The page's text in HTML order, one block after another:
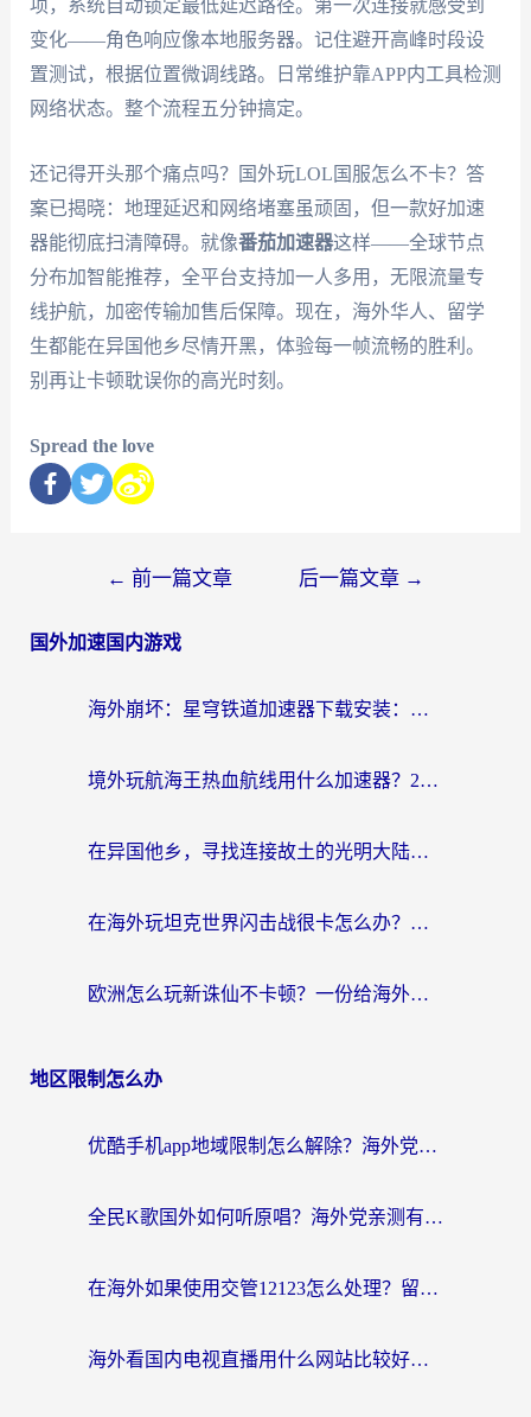
项，系统自动锁定最低延迟路径。第一次连接就感受到
变化——角色响应像本地服务器。记住避开高峰时段设
置测试，根据位置微调线路。日常维护靠APP内工具检测
网络状态。整个流程五分钟搞定。
还记得开头那个痛点吗？国外玩LOL国服怎么不卡？答
案已揭晓：地理延迟和网络堵塞虽顽固，但一款好加速
器能彻底扫清障碍。就像番茄加速器这样——全球节点
分布加智能推荐，全平台支持加一人多用，无限流量专
线护航，加密传输加售后保障。现在，海外华人、留学
生都能在异国他乡尽情开黑，体验每一帧流畅的胜利。
别再让卡顿耽误你的高光时刻。
Spread the love
← 前一篇文章 后一篇文章 →
国外加速国内游戏
海外崩坏：星穹铁道加速器下载安装：一份给游子的终极网络指南
境外玩航海王热血航线用什么加速器？2026海外玩家实测最优方案（附欧洲问道堡垒前线加速技巧）
在异国他乡，寻找连接故土的光明大陆免费加速器
在海外玩坦克世界闪击战很卡怎么办？老玩家亲测有效的加速器选择指南
欧洲怎么玩新诛仙不卡顿？一份给海外游子的国服游戏畅玩指南
地区限制怎么办
优酷手机app地域限制怎么解除？海外党亲测有效的追剧方案
全民K歌国外如何听原唱？海外党亲测有效的回国加速器选择指南
在海外如果使用交管12123怎么处理？留学生亲测有效的回国加速方案
海外看国内电视直播用什么网站比较好？一篇解决你所有追剧难题的实用指南